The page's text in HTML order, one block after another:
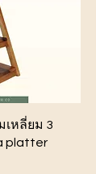
วน
เหลี่ยม 3
platter